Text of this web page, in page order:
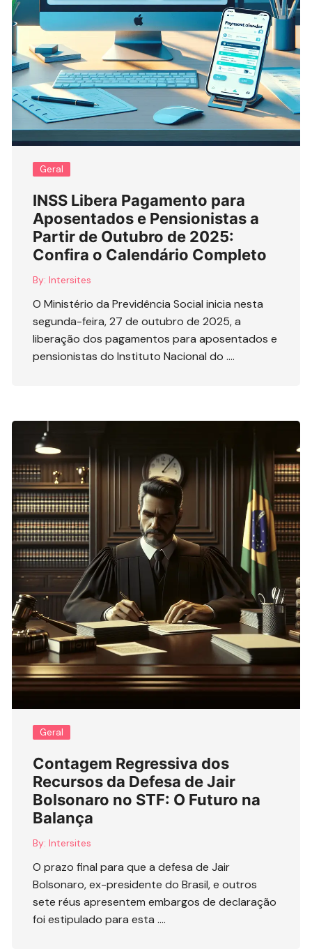
Geral
INSS Libera Pagamento para
Aposentados e Pensionistas a
Partir de Outubro de 2025:
Confira o Calendário Completo
By: Intersites
O Ministério da Previdência Social inicia nesta
segunda-feira, 27 de outubro de 2025, a
liberação dos pagamentos para aposentados e
pensionistas do Instituto Nacional do ….
Geral
Contagem Regressiva dos
Recursos da Defesa de Jair
Bolsonaro no STF: O Futuro na
Balança
By: Intersites
O prazo final para que a defesa de Jair
Bolsonaro, ex-presidente do Brasil, e outros
sete réus apresentem embargos de declaração
foi estipulado para esta ….